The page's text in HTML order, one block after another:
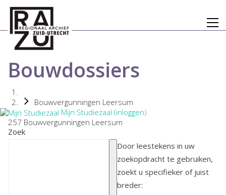
Bouwdossiers
Bouwvergunningen Leersum
Mijn Studiezaal (inloggen)
257 Bouwvergunningen Leersum
Zoek
Door leestekens in uw
zoekopdracht te gebruiken,
zoekt u specifieker of juist
breder: